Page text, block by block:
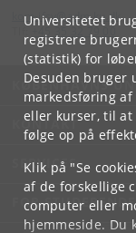
Universitetet
registrere
(statistik) for
Desuden bruger
markedsføring
eller kurser, til
følge op på
Klik på "Se
af de forskellige
computer eller
hjemmeside. Du
kom-ifsv@adm.ku dk
KØBENHAVNS
KONTAKT
SERVICES
FOR